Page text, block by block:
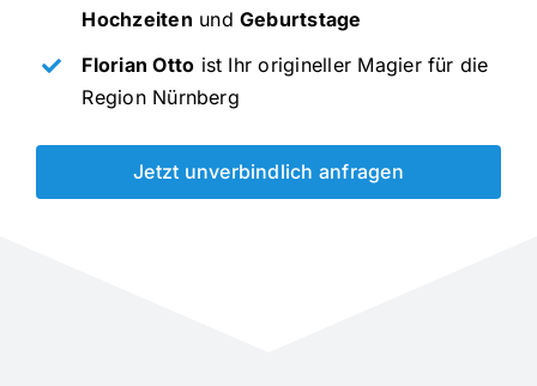
Hochzeiten und Geburtstage
Florian Otto ist Ihr origineller Magier für die
Region Nürnberg
Jetzt unverbindlich anfragen